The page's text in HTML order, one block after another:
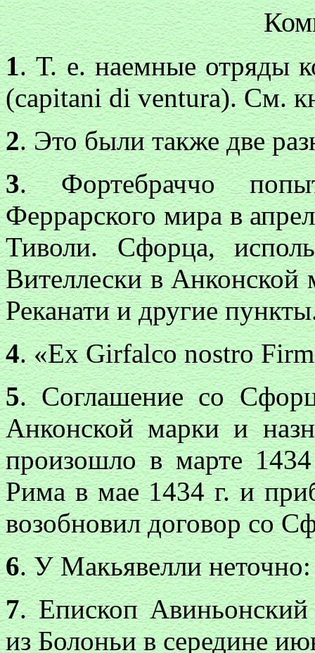
1. Т. е. наемные отряды
(capitani di ventura). См.
2. Это были также две
3. Фортебраччо
Феррарского мира в
Тиволи. Сфорца,
Вителлески в Анконской
Реканати и другие
4. «Ex Girfalco nostro
5. Соглашение со
Анконской марки и
произошло в марте
Рима в мае 1434 г. и
возобновил договор со
6. У Макьявелли неточно:
7. Епископ
из Болоньи в середине